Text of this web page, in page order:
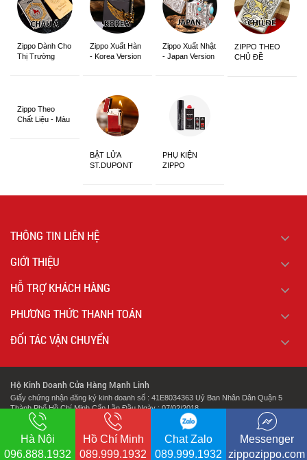
Zippo Dành Cho
Thị Trường
Zippo Xuất Hàn
- Korea Version
Zippo Xuất Nhật
- Japan Version
ZIPPO THEO
CHỦ ĐỀ
Zippo Theo
Chất Liệu - Màu
BẬT LỬA
ST.DUPONT
PHỤ KIỆN
ZIPPO
THÔNG TIN LIÊN HỆ
GIỚI THIỆU
HỖ TRỢ KHÁCH HÀNG
PHƯƠNG THỨC THANH TOÁN
ĐỐI TÁC VẬN CHUYỂN
Hộ Kinh Doanh Cửa Hàng Mạnh Linh
Giấy chứng nhận đăng ký kinh doanh số : 41E8034363 Uỷ Ban Nhân Dân Quận 5
Thành Phố Hồ Chí Minh Cấp Lần Đầu Ngày : 07/02/2018.
Địa chỉ: 127 Cao Đạt Phường 1 Quận 5 Thành Phố Hồ Chí Minh
Hà Nội
096.888.1932
Hồ Chí Minh
089.999.1932
Chat Zalo
089.999.1932
Messenger
zippozippo.com